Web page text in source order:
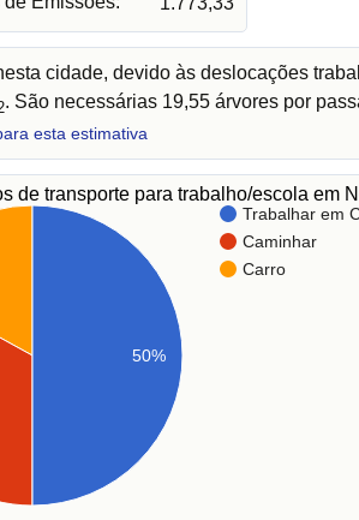
cidade, devido às deslocações
. São necessárias 19,55 árvores por
esta estimativa
de transporte para trabalho/escola em
Trabalhar em
Caminhar
Carro
50%